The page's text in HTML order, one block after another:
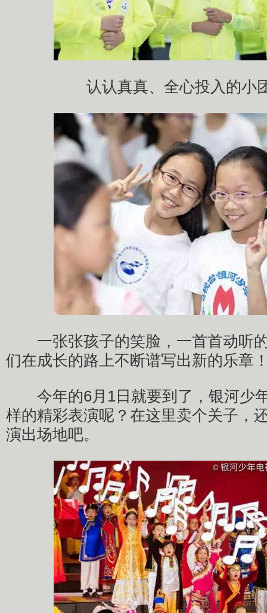
认认真真、全心投入的小
一张张孩子的笑脸，一首首动听
们在成长的路上不断谱写出新的乐章
今年的6月1日就要到了，银河少
样的精彩表演呢？在这里卖个关子，
演出场地吧。